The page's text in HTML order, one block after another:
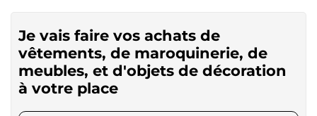
Je vais faire vos achats de
vêtements, de maroquinerie, de
meubles, et d'objets de décoration
à votre place